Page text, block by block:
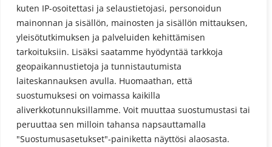
kuten IP-osoitettasi ja selaustietojasi, personoidun
mainonnan ja sisällön, mainosten ja sisällön mittauksen,
yleisötutkimuksen ja palveluiden kehittämisen
tarkoituksiin. Lisäksi saatamme hyödyntää tarkkoja
geopaikannustietoja ja tunnistautumista
laiteskannauksen avulla. Huomaathan, että
suostumuksesi on voimassa kaikilla
aliverkkotunnuksillamme. Voit muuttaa suostumustasi tai
peruuttaa sen milloin tahansa napsauttamalla
"Suostumusasetukset"-painiketta näyttösi alaosasta.
Sisältösyöte
Kommenttisyöte
WordPress.org